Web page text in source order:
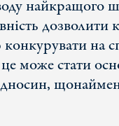
найкращого
дозволити
на
може стати